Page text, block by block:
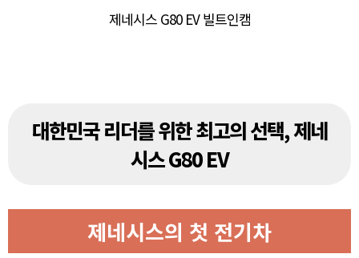
제네시스 G80 EV 빌트인캠
대한민국 리더를 위한 최고의 선택, 제네
시스 G80 EV
제네시스의 첫 전기차